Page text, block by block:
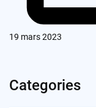
19 mars 2023
Categories